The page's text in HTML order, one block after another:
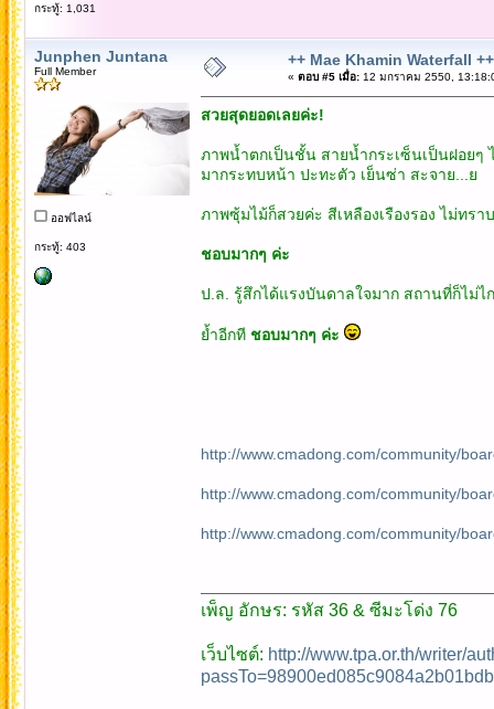
กระทู้: 1,031
Junphen Juntana
Full Member
ออฟไลน์
กระทู้: 403
++ Mae Khamin Waterfall ++
« ตอบ #5 เมื่อ:12 มกราคม 2550,
สวยสุดยอดเลยค่ะ!
ภาพน้ำตกเป็นชั้น สายน้ำกระเซ็นเป็นฝอยๆ
มากระทบหน้า ปะทะตัว เย็นซ่า สะจาย...ย
ภาพซุ้มไม้ก็สวยค่ะ สีเหลืองเรืองรอง ไม่ทร
ชอบมากๆ ค่ะ
ป.ล. รู้สึกได้แรงบันดาลใจมาก สถานที่ก็ไม่ไ
ย้ำอีกที ชอบมากๆ ค่ะ
http://www.cmadong.com/community/
http://www.cmadong.com/community/
http://www.cmadong.com/community/
เพ็ญ อักษร: รหัส 36 & ซีมะโด่ง 76
เว็บไซต์: http://www.tpa.or.th/writer/